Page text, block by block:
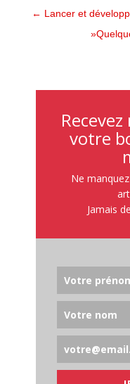
← Lancer et
votre
Ne
Jamais